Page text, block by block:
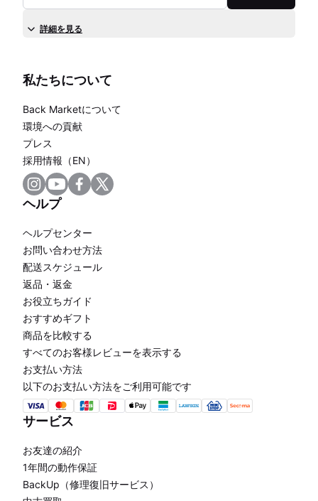
詳細を見る
私たちについて
Back Marketについて
環境への貢献
プレス
採用情報（EN）
ヘルプ
ヘルプセンター
お問い合わせ方法
配送スケジュール
返品・返金
お役立ちガイド
おすすめギフト
商品を比較する
すべてのお客様レビューを表示する
お支払い方法
以下のお支払い方法をご利用可能です
サービス
お友達の紹介
1年間の動作保証
BackUp（修理復旧サービス）